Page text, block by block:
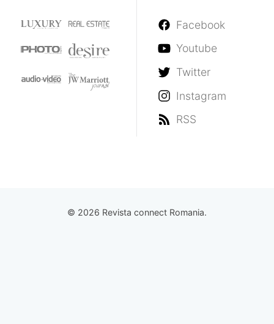
Facebook
Youtube
Twitter
Instagram
RSS
© 2026 Revista connect Romania.